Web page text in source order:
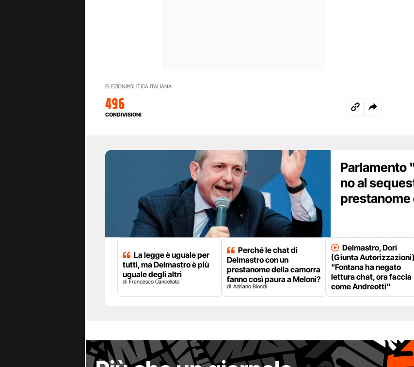
ELEZIONIPOLITICA ITALIANA
496
CONDIVISIONI
Parlamento
no al
prestanome
La legge è uguale per
tutti, ma Delmastro è più
uguale degli altri
Francesco Cancellato
Perché le chat di
Delmastro con un
prestanome della camorra
fanno così paura a Meloni?
Adriano Biondi
Delmastro, Dori
(Giunta
"Fontana ha negato
lettura chat, ora faccia
come Andreotti"